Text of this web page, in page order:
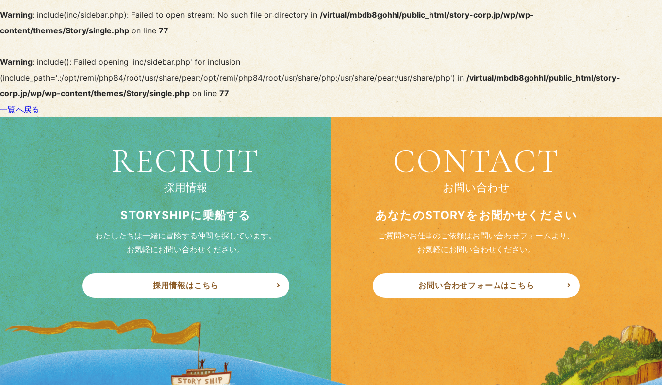
Warning: include(inc/sidebar.php): Failed to open stream: No such file or directory in /virtual/mbdb8gohhl/public_html/story-corp.jp/wp/wp-
content/themes/Story/single.php on line 77
Warning: include(): Failed opening 'inc/sidebar.php' for inclusion
(include_path='.:/opt/remi/php84/root/usr/share/pear:/opt/remi/php84/root/usr/share/php:/usr/share/pear:/usr/share/php') in/virtual/mbdb8gohhl/public_html/story-
corp.jp/wp/wp-content/themes/Story/single.php on line77
一覧へ戻る
RECRUIT
採用情報
STORYSHIPに乗船する
わたしたちは一緒に冒険する仲間を探しています。
お気軽にお問い合わせください。
採用情報はこちら
CONTACT
お問い合わせ
あなたのSTORYをお聞かせください
ご質問やお仕事のご依頼はお問い合わせフォームより、
お気軽にお問い合わせください。
お問い合わせフォームはこちら